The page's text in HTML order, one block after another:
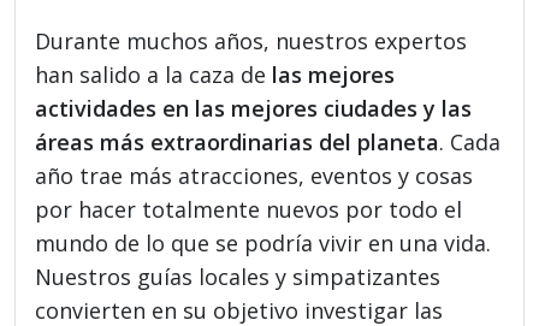
Durante muchos años, nuestros expertos
han salido a la caza de las mejores
actividades en las mejores ciudades y las
áreas más extraordinarias del planeta. Cada
año trae más atracciones, eventos y cosas
por hacer totalmente nuevos por todo el
mundo de lo que se podría vivir en una vida.
Nuestros guías locales y simpatizantes
convierten en su objetivo investigar las